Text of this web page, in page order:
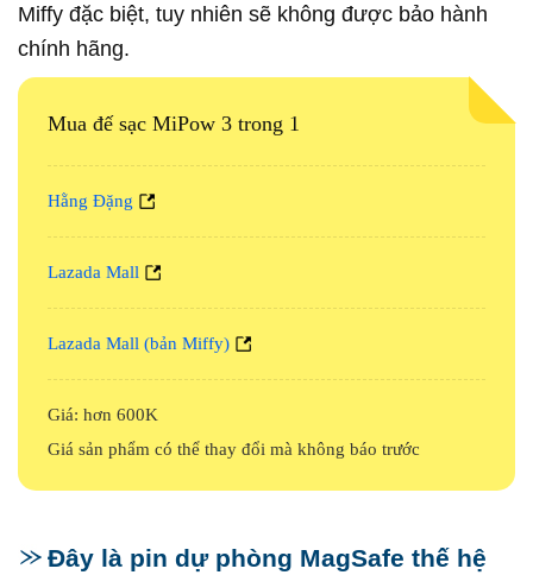
Miffy đặc biệt, tuy nhiên sẽ không được bảo hành
chính hãng.
Mua đế sạc MiPow 3 trong 1
Hằng Đặng
Lazada Mall
Lazada Mall (bản Miffy)
Giá: hơn 600K
Giá sản phẩm có thể thay đổi mà không báo trước
Đây là pin dự phòng MagSafe thế hệ